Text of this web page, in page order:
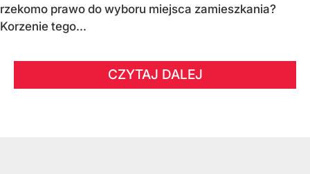
rzekomo prawo do wyboru miejsca zamieszkania?
Korzenie tego...
CZYTAJ DALEJ